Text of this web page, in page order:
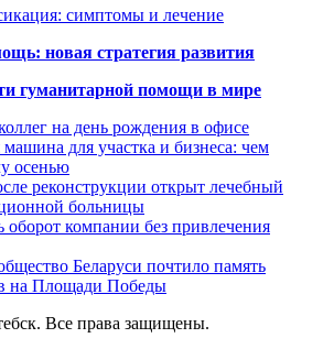
симптомы и лечение
новая стратегия развития
гуманитарной помощи в мире
на день рождения в офисе
для участка и бизнеса: чем
осенью
реконструкции открыт лечебный
больницы
оборот компании без привлечения
Беларуси почтило память
на Площади Победы
Все права защищены.